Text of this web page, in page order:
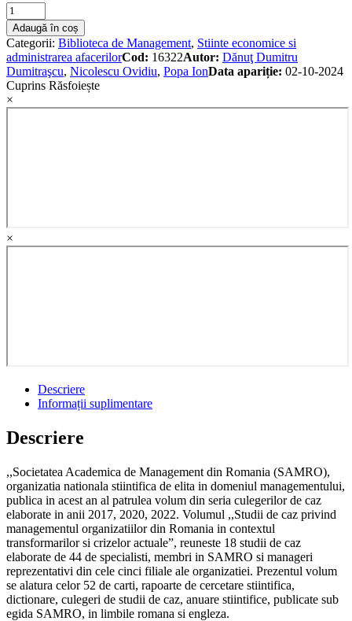
Studii
de
caz
privind
managementul
organizatiilor
din
Romania
Adaugă în coș
Categorii: Biblioteca de Management, Stiinte economice si
administrarea afacerilorCod: 16322Autor: Dănuţ Dumitru
Dumitraşcu, Nicolescu Ovidiu, Popa IonData apariție: 02-10-2024
Cuprins Răsfoiește
×
×
Descriere
Informații suplimentare
Descriere
,,Societatea Academica de Management din Romania (SAMRO),
organizatia nationala stiintifica de elita in domeniul managementului,
publica in acest an al patrulea volum din seria culegerilor de caz
elaborate in anii 2017, 2020, 2022. Volumul ,,Studii de caz privind
managementul organizatiilor din Romania in contextul
transformarilor si crizelor actuale”, reuneste 18 studii de caz
elaborate de 44 de specialisti, membri in SAMRO si manageri
reprezentativi din cele cinci filiale ale organizatiei. Prezentul volum
se alatura celor 52 de carti, rapoarte de cercetare stiintifica,
dictionare, culegeri de studii de caz, anuare stiintifice, publicate sub
egida SAMRO, in limbile romana si engleza.